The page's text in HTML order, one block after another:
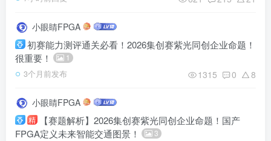
小眼睛FPGA
初赛能力测评通关必看！2026集创赛紫光同创企业命题！
很重要！
1
3个月前发布 1315 0 8
小眼睛FPGA
精
【赛题解析】2026集创赛紫光同创企业命题！国产
FPGA定义未来智能交通图景！
3